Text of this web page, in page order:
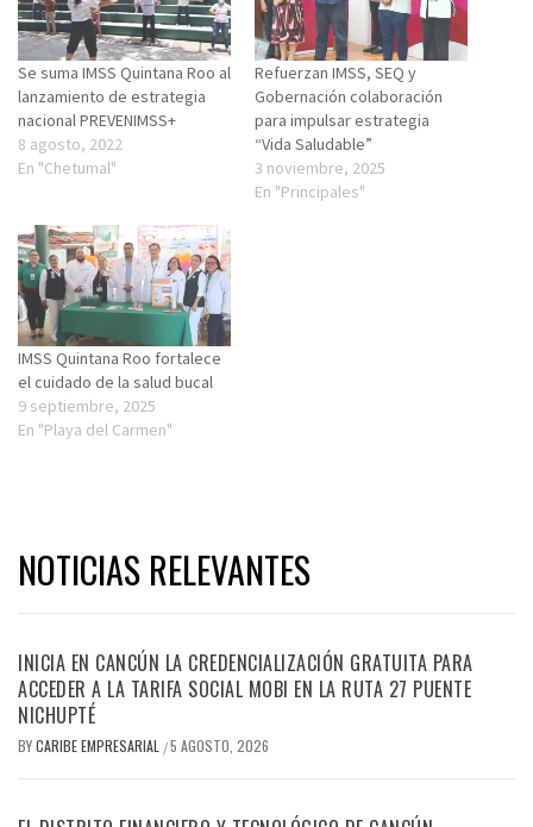
Se suma IMSS Quintana Roo al
lanzamiento de estrategia
nacional PREVENIMSS+
8 agosto, 2022
En "Chetumal"
Refuerzan IMSS, SEQ y
Gobernación colaboración
para impulsar estrategia
“Vida Saludable”
3 noviembre, 2025
En "Principales"
IMSS Quintana Roo fortalece
el cuidado de la salud bucal
9 septiembre, 2025
En "Playa del Carmen"
NOTICIAS RELEVANTES
INICIA EN CANCÚN LA CREDENCIALIZACIÓN GRATUITA PARA
ACCEDER A LA TARIFA SOCIAL MOBI EN LA RUTA 27 PUENTE
NICHUPTÉ
BYCARIBE EMPRESARIAL /5 AGOSTO, 2026